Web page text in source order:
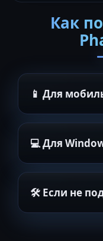
Как
📱 Для
💻 Для
🛠 Если не